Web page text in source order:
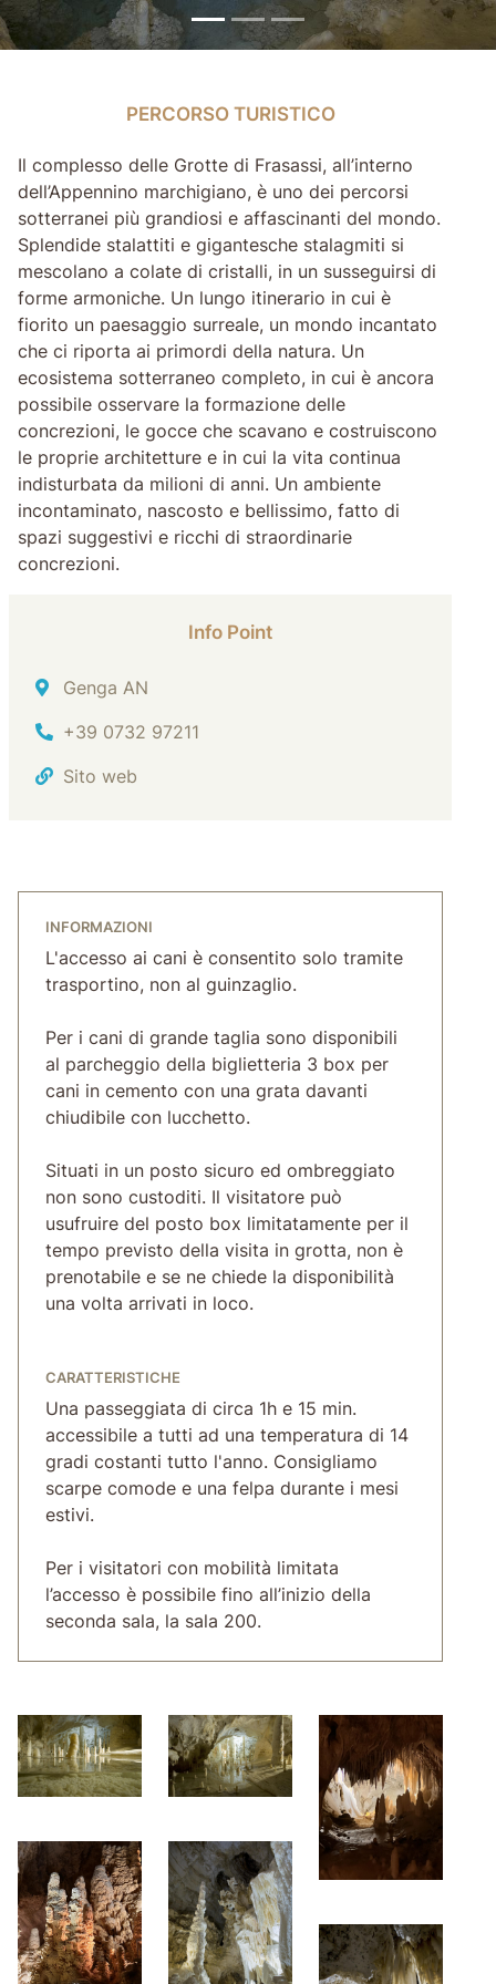
PERCORSO TURISTICO
Il complesso delle Grotte di Frasassi, all’interno
dell’Appennino marchigiano, è uno dei percorsi
sotterranei più grandiosi e affascinanti del mondo.
Splendide stalattiti e gigantesche stalagmiti si
mescolano a colate di cristalli, in un susseguirsi di
forme armoniche. Un lungo itinerario in cui è
fiorito un paesaggio surreale, un mondo incantato
che ci riporta ai primordi della natura. Un
ecosistema sotterraneo completo, in cui è ancora
possibile osservare la formazione delle
concrezioni, le gocce che scavano e costruiscono
le proprie architetture e in cui la vita continua
indisturbata da milioni di anni. Un ambiente
incontaminato, nascosto e bellissimo, fatto di
spazi suggestivi e ricchi di straordinarie
concrezioni.
Info Point
Indirizzo
Genga AN
Tel.
+39 0732 97211
Sito web
INFORMAZIONI
L'accesso ai cani è consentito solo tramite
trasportino, non al guinzaglio.
Per i cani di grande taglia sono disponibili
al parcheggio della biglietteria 3 box per
cani in cemento con una grata davanti
chiudibile con lucchetto.
Situati in un posto sicuro ed ombreggiato
non sono custoditi. Il visitatore può
usufruire del posto box limitatamente per il
tempo previsto della visita in grotta, non è
prenotabile e se ne chiede la disponibilità
una volta arrivati in loco.
CARATTERISTICHE
Una passeggiata di circa 1h e 15 min.
accessibile a tutti ad una temperatura di 14
gradi costanti tutto l'anno. Consigliamo
scarpe comode e una felpa durante i mesi
estivi.
Per i visitatori con mobilità limitata
l’accesso è possibile fino all’inizio della
seconda sala, la sala 200.